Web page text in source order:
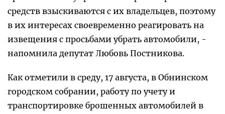
средств взыскиваются с их владельцев, поэтому
в их интересах своевременно реагировать на
извещения с просьбами убрать автомобили, -
напомнила депутат Любовь Постникова.
Как отметили в среду, 17 августа, в Обнинском
городском собрании, работу по учету и
транспортировке брошенных автомобилей в